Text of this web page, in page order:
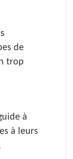
de
trop
à
à leurs